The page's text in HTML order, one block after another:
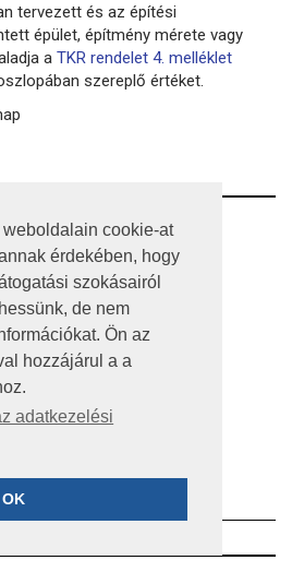
cookie-at
érdekében, hogy
szokásairól
de nem
Ön az
hozzájárul a a
adatkezelési
OK
tervezett és az építési
épület, építmény mérete vagy
a TKR rendelet 4. melléklet
szereplő értéket.